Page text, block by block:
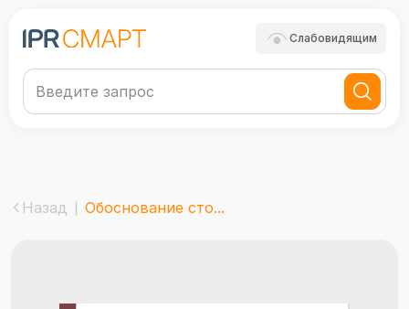
Слабовидящим
Назад Обоснование сто...